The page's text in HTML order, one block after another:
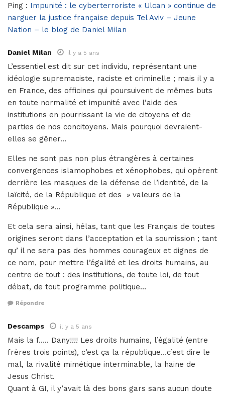
Ping : Impunité : le cyberterroriste « Ulcan » continue de
narguer la justice française depuis Tel Aviv – Jeune
Nation – le blog de Daniel Milan
Daniel Milan il y a 5 ans
L’essentiel est dit sur cet individu, représentant une
idéologie supremaciste, raciste et criminelle ; mais il y a
en France, des officines qui poursuivent de mêmes buts
en toute normalité et impunité avec l’aide des
institutions en pourrissant la vie de citoyens et de
parties de nos concitoyens. Mais pourquoi devraient-
elles se gêner…
Elles ne sont pas non plus étrangères à certaines
convergences islamophobes et xénophobes, qui opèrent
derrière les masques de la défense de l’identité, de la
laïcité, de la République et des » valeurs de la
République »…
Et cela sera ainsi, hélas, tant que les Français de toutes
origines seront dans l’acceptation et la soumission ; tant
qu’ il ne sera pas des hommes courageux et dignes de
ce nom, pour mettre l’égalité et les droits humains, au
centre de tout : des institutions, de toute loi, de tout
débat, de tout programme politique…
Répondre
Descamps il y a 5 ans
Mais la f….. Dany!!!! Les droits humains, l’égalité (entre
frères trois points), c’est ça la république…c’est dire le
mal, la rivalité mimétique interminable, la haine de
Jesus Christ.
Quant à GI, il y’avait là des bons gars sans aucun doute